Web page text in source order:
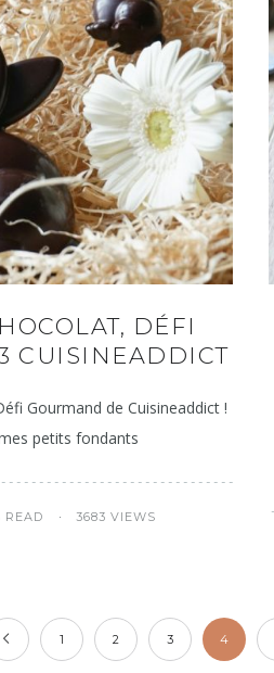
DÉFI
CUISINEADDICT
Gourmand de Cuisineaddict !
petits fondants
READ 3683 VIEWS
1 2 3 4